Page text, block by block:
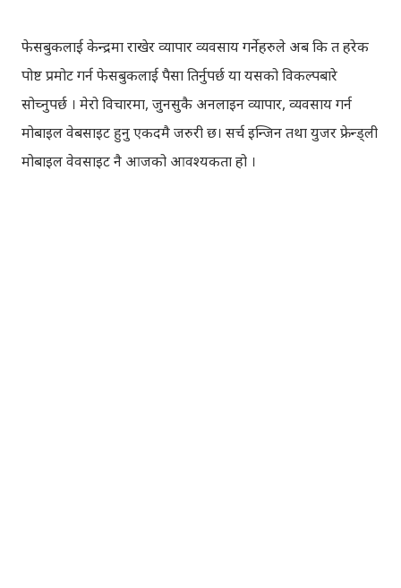
फेसबुकलाई केन्द्रमा राखेर व्यापार व्यवसाय गर्नेहरुले अब कि त हरेक
पोष्ट प्रमोट गर्न फेसबुकलाई पैसा तिर्नुपर्छ या यसको विकल्पबारे
सोच्नुपर्छ । मेरो विचारमा, जुनसुकै अनलाइन व्यापार, व्यवसाय गर्न
मोबाइल वेबसाइट हुनु एकदमै जरुरी छ। सर्च इन्जिन तथा युजर फ्रेन्ड्ली
मोबाइल वेवसाइट नै आजको आवश्यकता हो ।